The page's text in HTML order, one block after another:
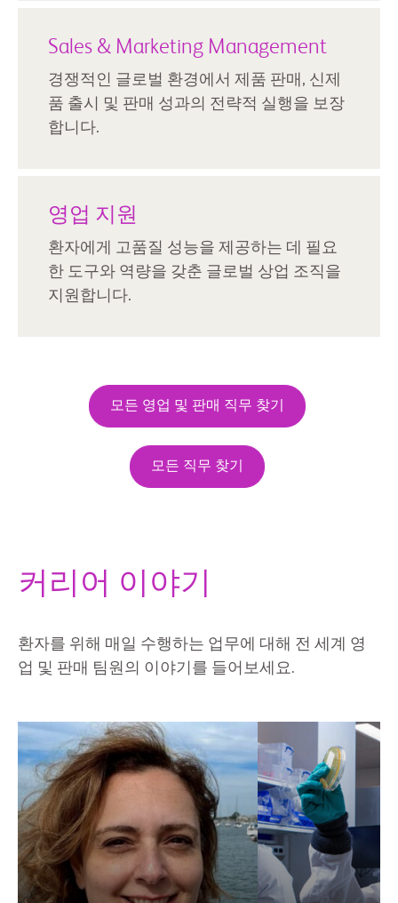
Sales & Marketing Management
경쟁적인 글로벌 환경에서 제품 판매, 신제
품 출시 및 판매 성과의 전략적 실행을 보장
합니다.
영업 지원
환자에게 고품질 성능을 제공하는 데 필요
한 도구와 역량을 갖춘 글로벌 상업 조직을
지원합니다.
모든 영업 및 판매 직무 찾기
모든 직무 찾기
커리어 이야기
환자를 위해 매일 수행하는 업무에 대해 전 세계 영
업 및 판매 팀원의 이야기를 들어보세요.